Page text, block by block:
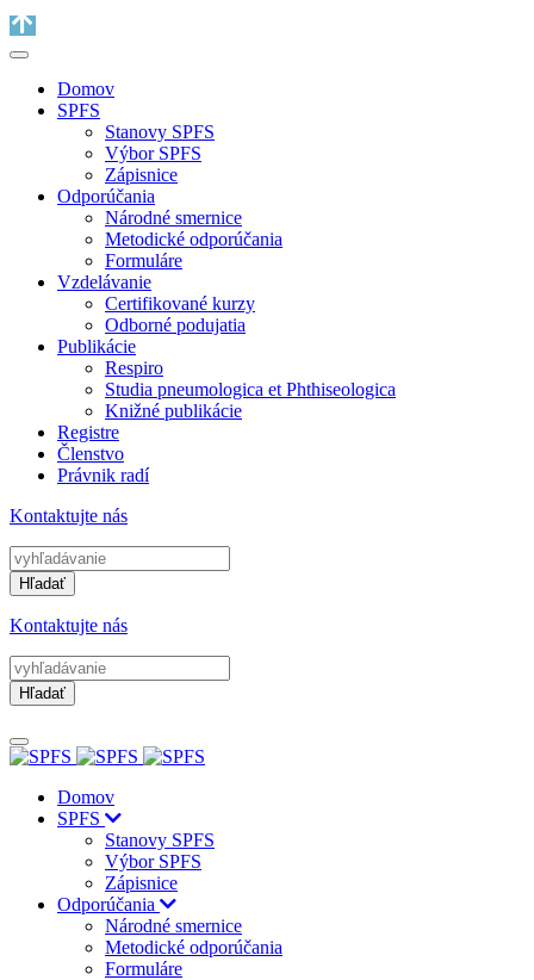
Domov
SPFS
Stanovy SPFS
Výbor SPFS
Zápisnice
Odporúčania
Národné smernice
Metodické odporúčania
Formuláre
Vzdelávanie
Certifikované kurzy
Odborné podujatia
Publikácie
Respiro
Studia pneumologica et Phthiseologica
Knižné publikácie
Registre
Členstvo
Právnik radí
Kontaktujte nás
Hľadať
Kontaktujte nás
Hľadať
Domov
SPFS
Stanovy SPFS
Výbor SPFS
Zápisnice
Odporúčania
Národné smernice
Metodické odporúčania
Formuláre